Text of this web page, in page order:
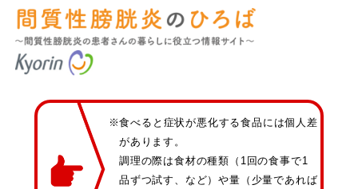
※食べると症状が悪化する食品には個人差
があります。
調理の際は食材の種類（1回の食事で1
品ずつ試す、など）や量（少量であれば